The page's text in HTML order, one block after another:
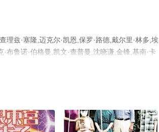
兹·塞隆,迈克尔·凯恩,保罗·路德,戴尔里·林多,埃
布鲁诺·伯格曼,凯文·查普曼,沈晓谦,金锋,基南·卡
大全就上天堂电影网，更多相关信息可移步至豆